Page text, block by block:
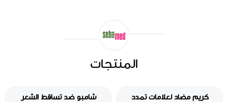
المنتجات
شامبو ضد تساقط الشعر
كريم مضاد لعلامات تمدد